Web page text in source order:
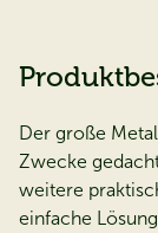
Der große
Zwecke
weitere
einfache